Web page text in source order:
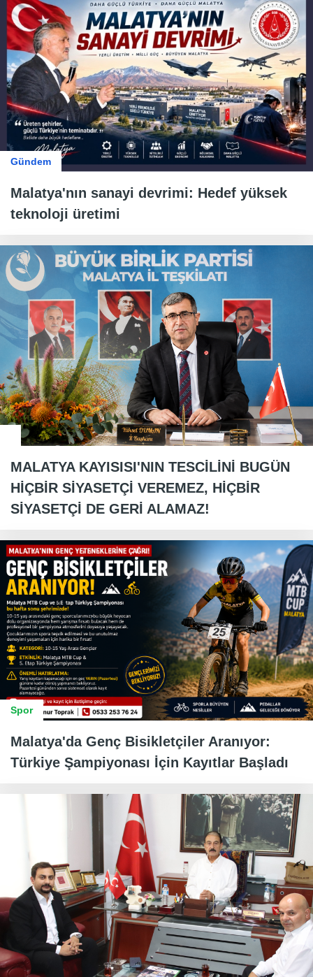
Gündem
Malatya'nın sanayi devrimi: Hedef yüksek
teknoloji üretimi
MALATYA KAYISISI'NIN TESCİLİNİ BUGÜN
HİÇBİR SİYASETÇİ VEREMEZ, HİÇBİR
SİYASETÇİ DE GERİ ALAMAZ!
Spor
Malatya'da Genç Bisikletçiler Aranıyor:
Türkiye Şampiyonası İçin Kayıtlar Başladı